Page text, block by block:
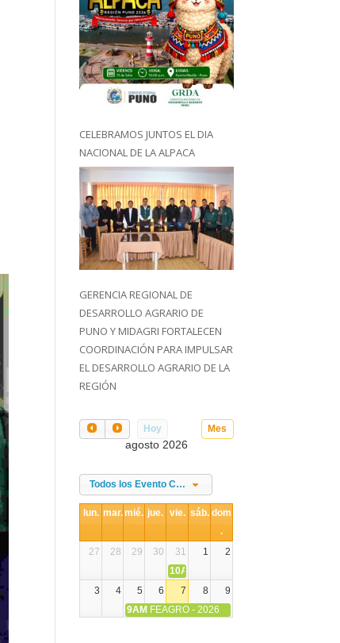
CELEBRAMOS JUNTOS EL DIA
NACIONAL DE LA ALPACA
GERENCIA REGIONAL DE
DESARROLLO AGRARIO DE
PUNO Y MIDAGRI FORTALECEN
COORDINACIÓN PARA IMPULSAR
EL DESARROLLO AGRARIO DE LA
REGIÓN
Hoy Mes
agosto 2026
Todos los Evento Categories
lun. mar.mié. jue. vie. sáb. dom
.
27
28 29 30 31 1
2
10AM
3
4 5 6 7 8
9
9AM FEAGRO - 2026